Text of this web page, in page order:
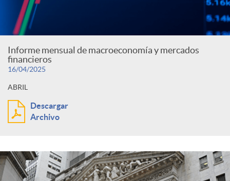
Informe mensual de macroeconomía y mercados
financieros
16/04/2025
ABRIL
Descargar
Archivo